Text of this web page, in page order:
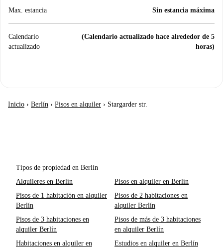
Max. estancia Sin estancia máxima
Calendario
actualizado
(Calendario actualizado hace alrededor de 5
horas)
Inicio › Berlín › Pisos en alquiler › Stargarder str.
Tipos de propiedad en Berlín
Alquileres en Berlín
Pisos en alquiler en Berlín
Pisos de 1 habitación en alquiler
Berlín
Pisos de 2 habitaciones en
alquiler Berlín
Pisos de 3 habitaciones en
alquiler Berlín
Pisos de más de 3 habitaciones
en alquiler Berlín
Habitaciones en alquiler en
Estudios en alquiler en Berlín